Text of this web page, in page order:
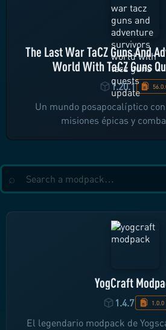
The Last War TaCZ Guns And
World With TaCZ Guns
1.20.1
Un mundo posapocalíptico
misiones épicas y
YogCraft
1.4.7 1.0.0
El legendario modpack de